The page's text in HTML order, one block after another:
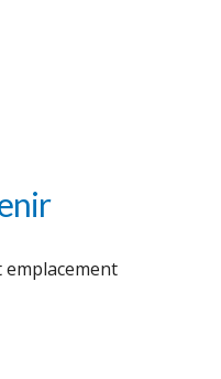
emplacement